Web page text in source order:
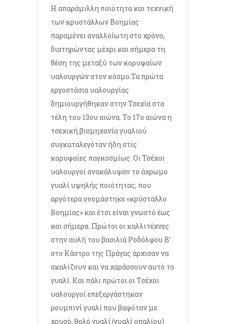
Η απαράμιλλη ποιότητα και τεχνική
των κρυστάλλων Βοημίας
παραμένει αναλλοίωτη στο χρόνο,
διατηρώντας μέχρι και σήμερα τη
θέση της μεταξύ των κορυφαίων
υαλουργών στον κόσμο.Τα πρώτα
εργοστάσια υαλουργίας
δημιουργήθηκαν στην Τσεχία στα
τέλη του 13ου αιώνα. Το 17ο αιώνα η
τσεχική βιομηχανία γυαλιού
συγκαταλεγόταν ήδη στις
κορυφαίες παγκοσμίως. Οι Τσέχοι
υαλουργοί ανακάλυψαν το άχρωμο
γυαλί υψηλής ποιότητας, που
αργότερα ονομάστηκε «κρύσταλλο
Βοημίας» και έτσι είναι γνωστό έως
και σήμερα. Πρώτοι οι καλλιτέχνες
στην αυλή του βασιλιά Ροδόλφου Β’
στο Κάστρο της Πράγας άρχισαν να
σκαλίζουν και να χαράσσουν αυτό το
γυαλί. Και πάλι πρώτοι οι Τσέχοι
υαλουργοί επεξεργάστηκαν
ρουμπινί γυαλί που βαφόταν με
χρυσό, θολό γυαλί (γυαλί οπαλίου)